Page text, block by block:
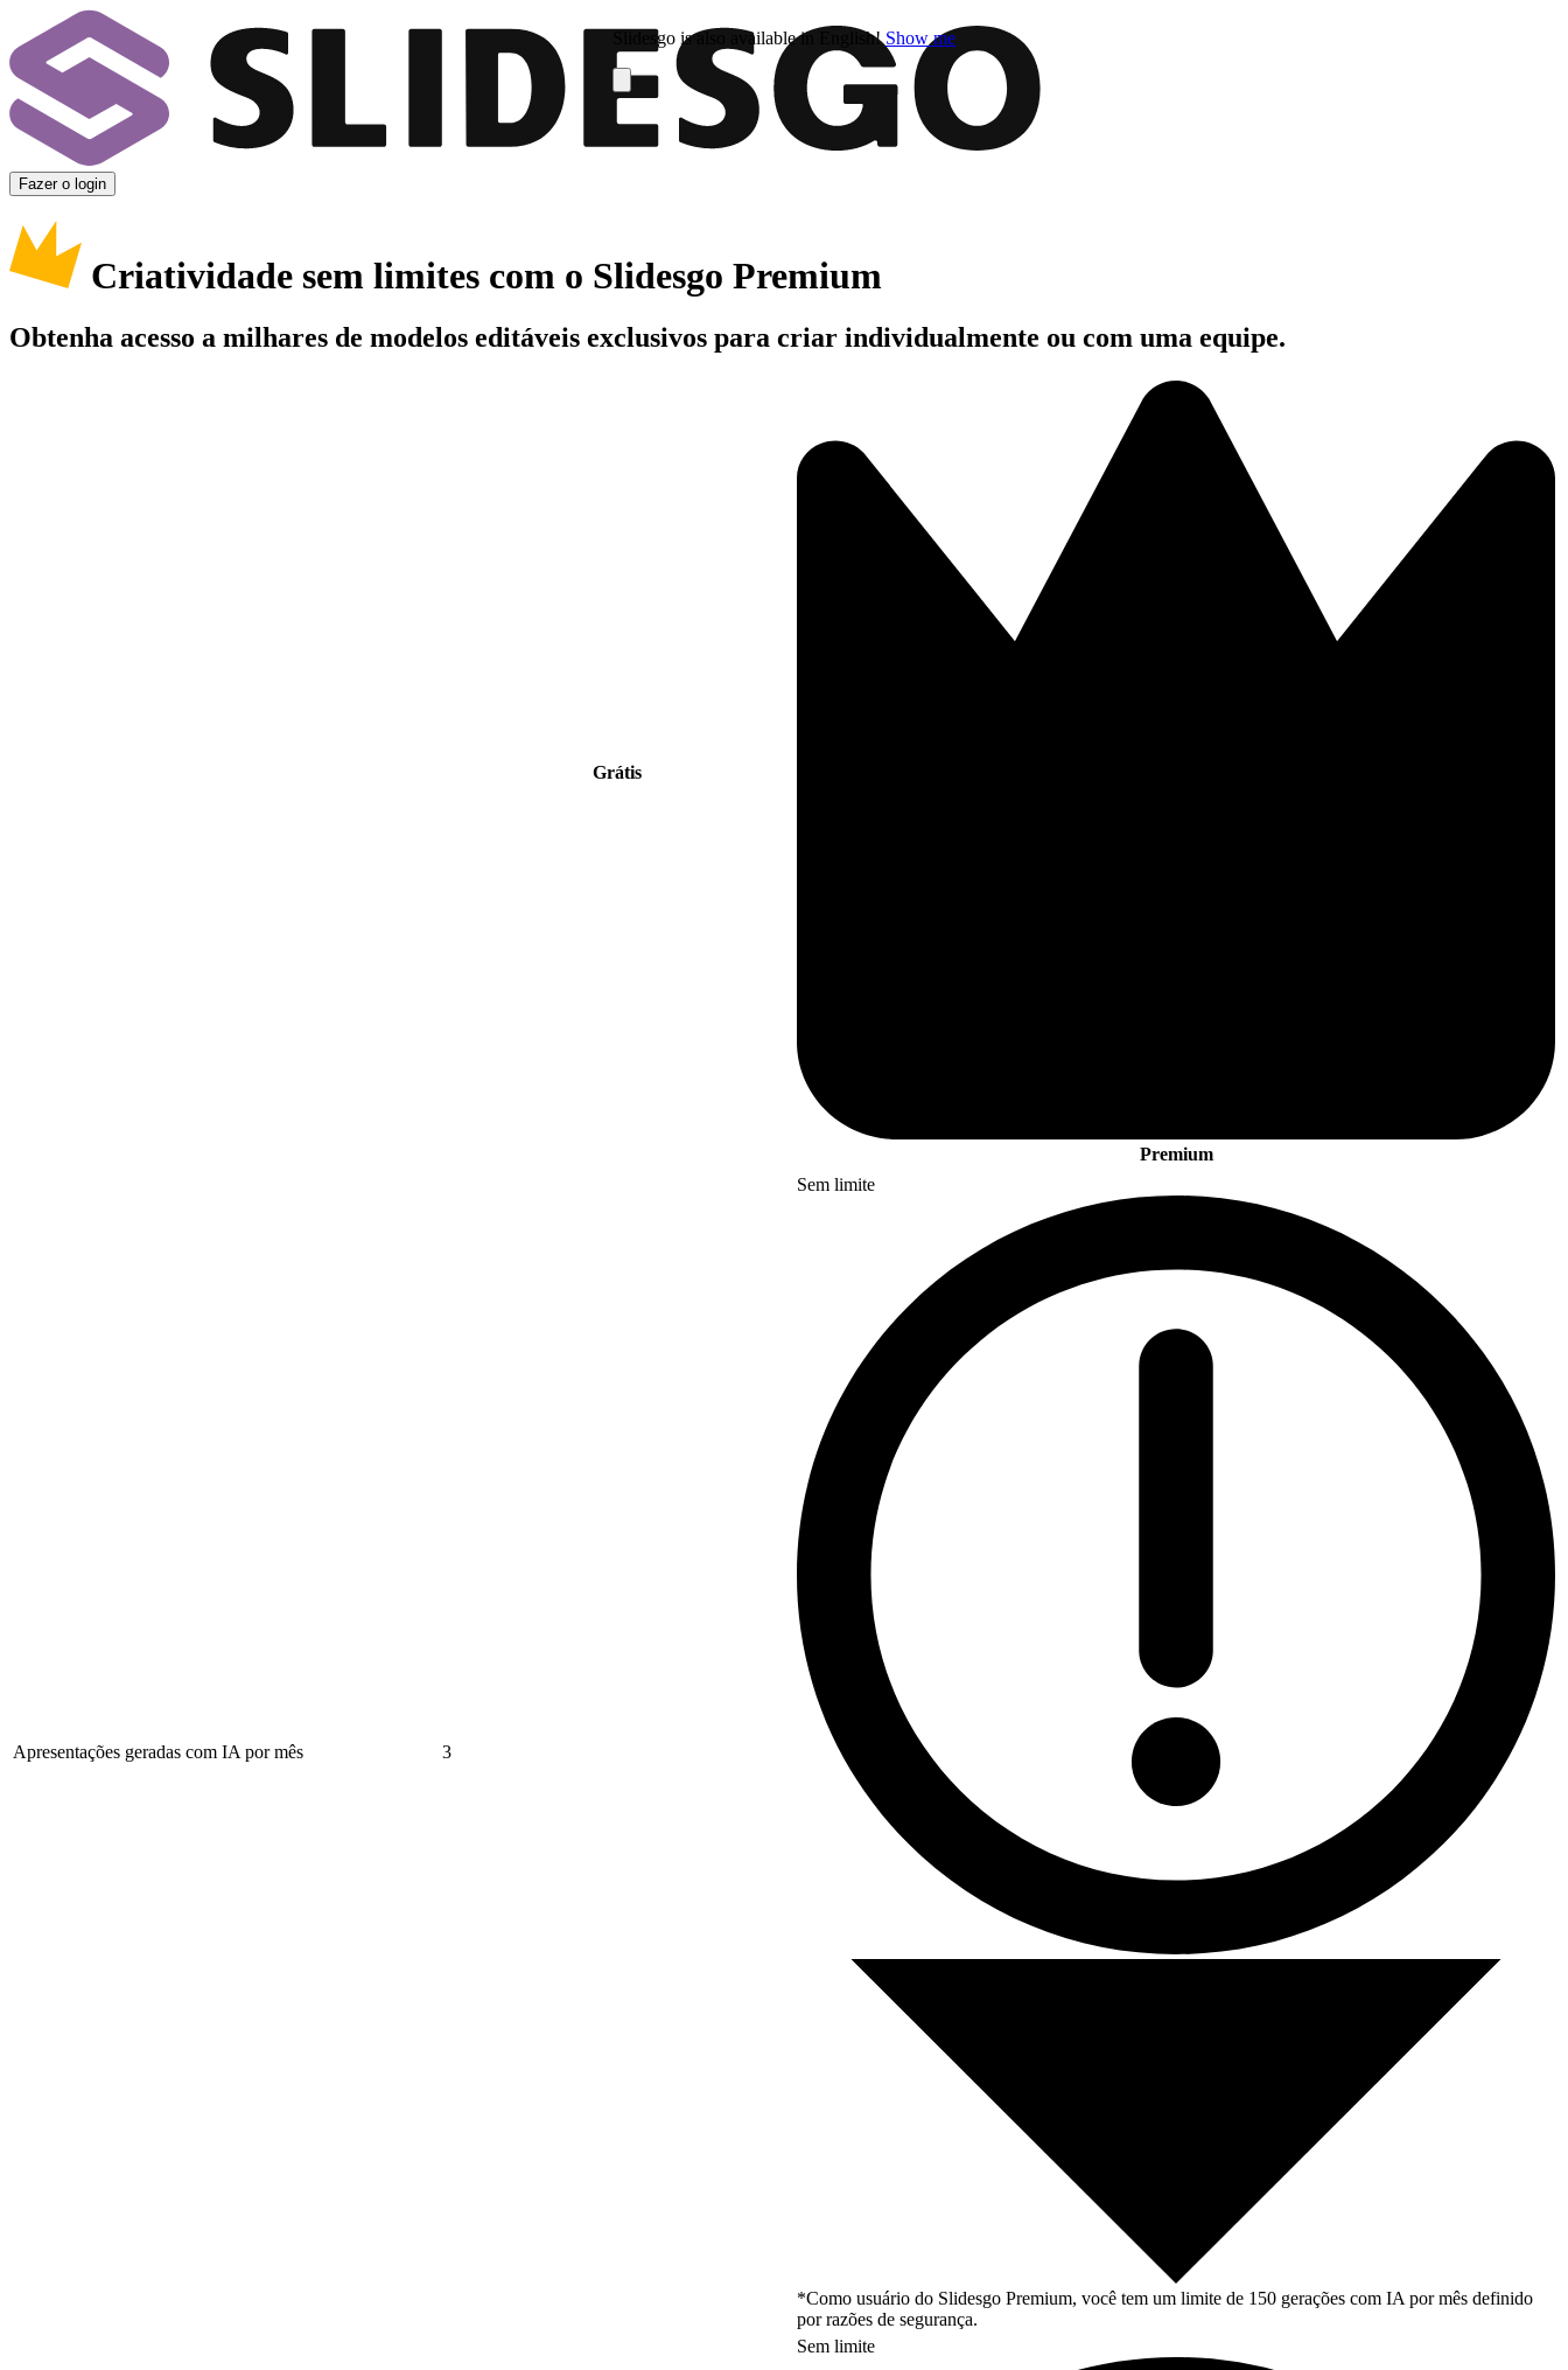
Slidesgo is also available in English! Show me
Fazer o login
Criatividade sem limites com o Slidesgo Premium
Obtenha acesso a milhares de modelos editáveis exclusivos para criar individualmente ou com uma equipe.
Grátis
Premium
Apresentações geradas com IA por mês 3
Sem limite
*Como usuário do Slidesgo Premium, você tem um limite de 150 gerações com IA por mês definido
por razões de segurança.
Sem limite